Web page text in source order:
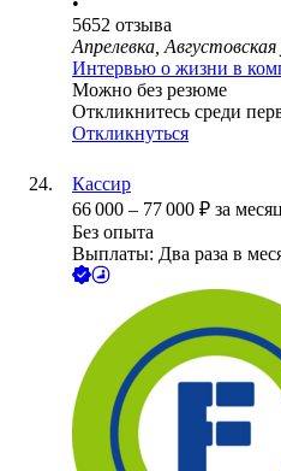
5652 отзыва
Апрелевка, Августовская
Интервью о жизни в
Можно без резюме
Откликнитесь среди
Откликнуться
Кассир
66 000 – 77 000 ₽ за
Без опыта
Выплаты: Два раза в